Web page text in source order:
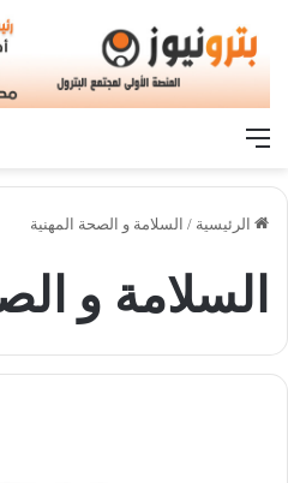
القائمة
الرئيسية / السلامة و الصحة المهنية
السلامة و